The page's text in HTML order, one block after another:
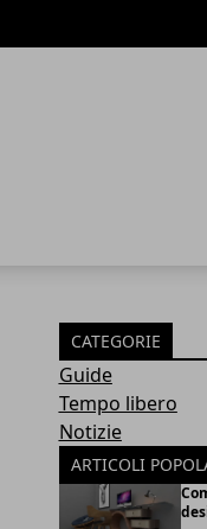
CATEGORIE
Guide
Tempo libero
Notizie
ARTICOLI